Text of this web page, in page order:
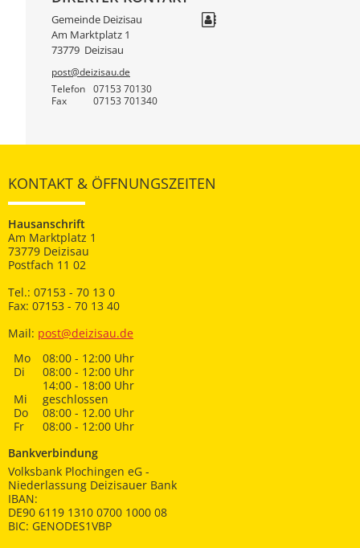
Gemeinde Deizisau
Am Marktplatz 1
73779 Deizisau
post@deizisau.de
Telefon
07153 70130
Fax 07153 701340
KONTAKT & ÖFFNUNGSZEITEN
Hausanschrift
Am Marktplatz 1
73779 Deizisau
Postfach 11 02
Tel.: 07153 - 70 13 0
Fax: 07153 - 70 13 40
Mail: post@deizisau.de
Mo
08:00 - 12:00 Uhr
Di
08:00 - 12:00 Uhr
14:00 - 18:00 Uhr
Mi
geschlossen
Do
08:00 - 12.00 Uhr
Fr
08:00 - 12:00 Uhr
Bankverbindung
Volksbank Plochingen eG -
Niederlassung Deizisauer Bank
IBAN:
DE90 6119 1310 0700 1000 08
BIC: GENODES1VBP